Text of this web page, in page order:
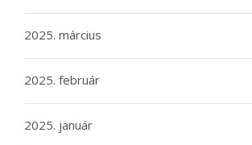
2025. március
2025. február
2025. január